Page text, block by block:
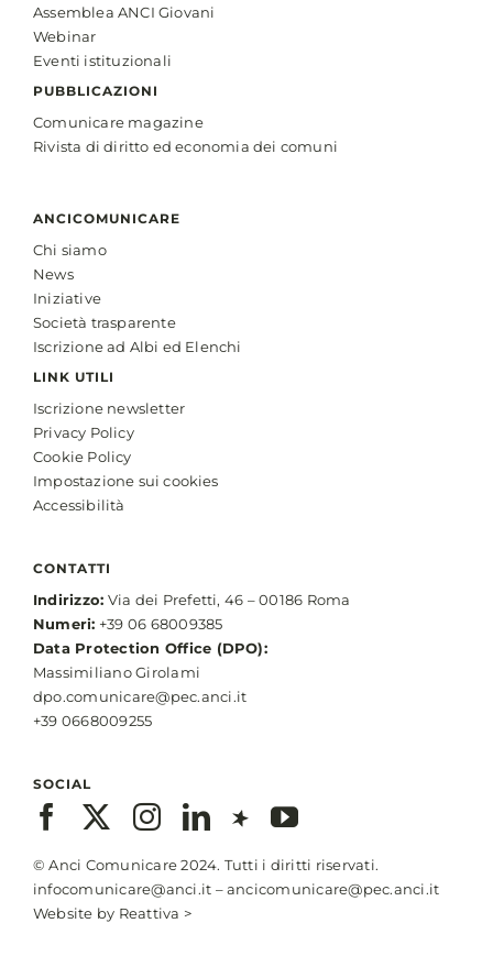
Assemblea ANCI Giovani
Webinar
Eventi istituzionali
PUBBLICAZIONI
Comunicare magazine
Rivista di diritto ed economia dei comuni
ANCICOMUNICARE
Chi siamo
News
Iniziative
Società trasparente
Iscrizione ad Albi ed Elenchi
LINK UTILI
Iscrizione newsletter
Privacy Policy
Cookie Policy
Impostazione sui cookies
Accessibilità
CONTATTI
Indirizzo: Via dei Prefetti, 46 – 00186 Roma
Numeri: +39 06 68009385
Data Protection Office (DPO):
Massimiliano Girolami
dpo.comunicare@pec.anci.it
+39 0668009255
SOCIAL
© Anci Comunicare 2024. Tutti i diritti riservati.
infocomunicare@anci.it –ancicomunicare@pec.anci.it
Website by Reattiva >